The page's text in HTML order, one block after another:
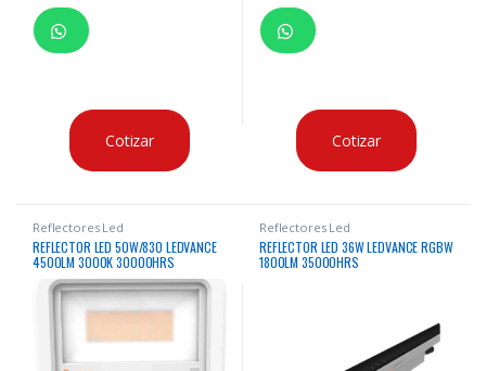
Cotizar Cotizar
Reflectores Led
REFLECTOR LED 50W/830 LEDVANCE
4500LM 3000K 30000HRS
RECTANGULAR BLANCO
Reflectores Led
REFLECTOR LED 36W LEDVANCE RGBW
1800LM 35000HRS